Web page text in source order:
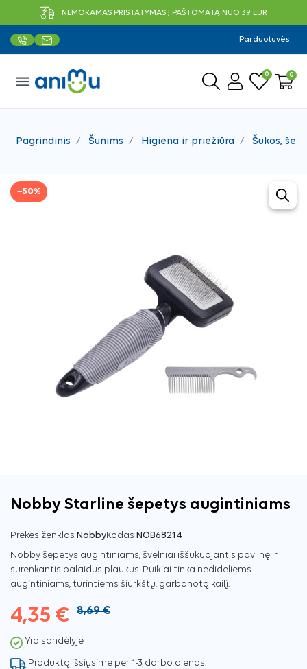
NEMOKAMAS PRISTATYMAS Į PAŠTOMATĄ NUO 39 EUR
Parduotuvės
menu 0 0
Pagrindinis Šunims Higiena ir priežiūra Šukos,
−50%
Nobby Starline šepetys augintiniams
Prekės ženklas NobbyKodas NOB68214
Nobby šepetys augintiniams, švelniai iššukuojantis pavilnę ir
surenkantis palaidus plaukus. Puikiai tinka nedideliems
augintiniams, turintiems šiurkštų, garbanotą kailį.
4,35 € 8,69 €
Yra sandėlyje
Produktą išsiųsime per 1-3 darbo dienas.